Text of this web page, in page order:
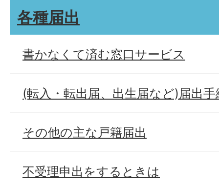
各種届出
書かなくて済む窓口サービス
(転入・転出届、出生届など)届出手
その他の主な戸籍届出
不受理申出をするときは